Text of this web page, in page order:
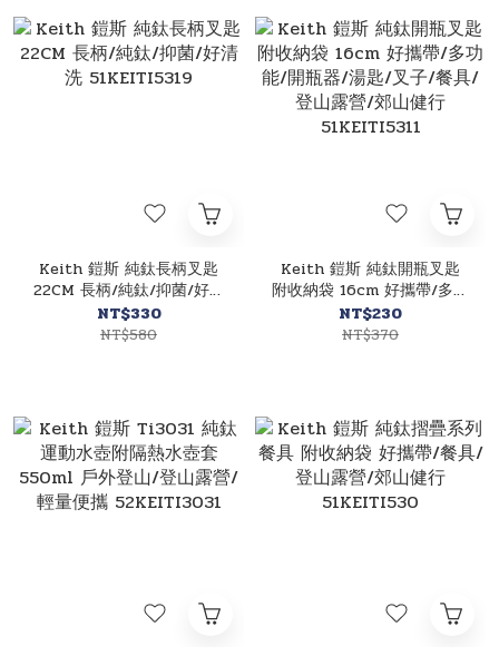
Keith 鎧斯 純鈦長柄叉匙
22CM 長柄/純鈦/抑菌/好清
洗 51KEITI5319
NT$330
NT$580
Keith 鎧斯 純鈦開瓶叉匙
附收納袋 16cm 好攜帶/多功
能/開瓶器/湯匙/叉子/餐具/
登山露營/郊山健行
NT$230
NT$370